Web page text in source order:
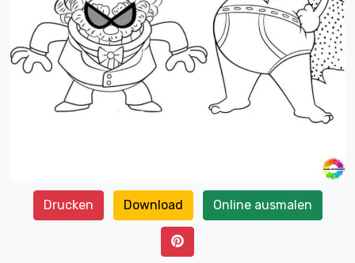
Drucken Download Online ausmalen